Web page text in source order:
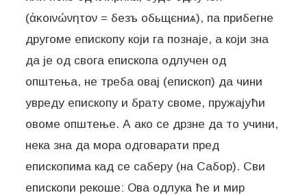
(ἀκοινώνητον = безъ обьщєниѧ), па прибегне
другоме епископу који га познаје, а који зна
да је од свога епископа одлучен од
општења, не треба овај (епископ) да чини
увреду епископу и брату своме, пружајући
овоме општење. А ако се дрзне да то учини,
нека зна да мора одговарати пред
епископима кад се саберу (на Сабор). Сви
епископи рекоше: Ова одлука ће и мир